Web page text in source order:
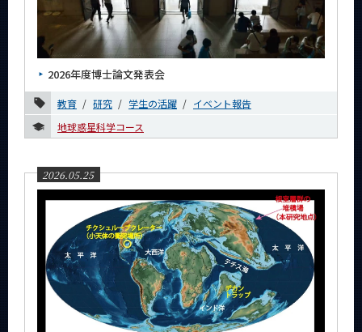
2026年度博士論文発表会
教育 研究 学生の活躍
イベント報告
地球惑星科学コース
2026.05.25